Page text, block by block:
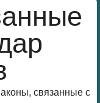
связанные с